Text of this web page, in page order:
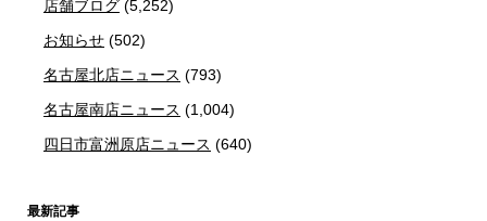
店舗ブログ (5,252)
お知らせ (502)
名古屋北店ニュース (793)
名古屋南店ニュース (1,004)
四日市富洲原店ニュース (640)
最新記事